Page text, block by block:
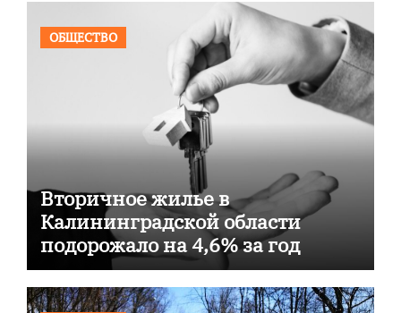
ОБЩЕСТВО
Вторичное жилье в
Калининградской области
подорожало на 4,6% за год